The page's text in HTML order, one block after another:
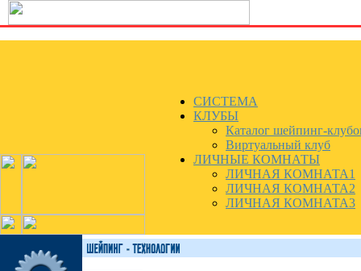
СИСТЕМА
КЛУБЫ
Каталог шейпинг-
Виртуальный клуб
ЛИЧНЫЕ КОМНАТЫ
ЛИЧНАЯ КОМНАТА1
ЛИЧНАЯ КОМНАТА2
ЛИЧНАЯ КОМНАТА3